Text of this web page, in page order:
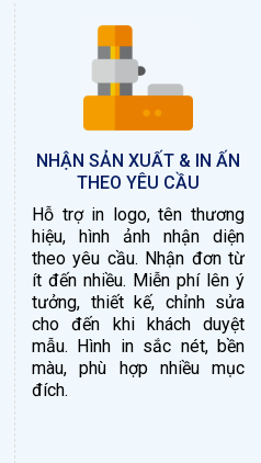
NHẬN SẢN XUẤT & IN ẤN
THEO YÊU CẦU
Hỗ trợ in logo, tên thương
hiệu, hình ảnh nhận diện
theo yêu cầu. Nhận đơn từ
ít đến nhiều. Miễn phí lên ý
tưởng, thiết kế, chỉnh sửa
cho đến khi khách duyệt
mẫu. Hình in sắc nét, bền
màu, phù hợp nhiều mục
đích.